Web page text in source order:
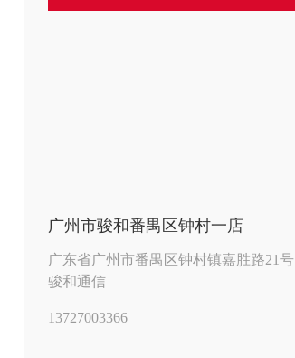
广州市骏和番禺区钟村一店
广东省广州市番禺区钟村镇嘉胜路21号
骏和通信
13727003366